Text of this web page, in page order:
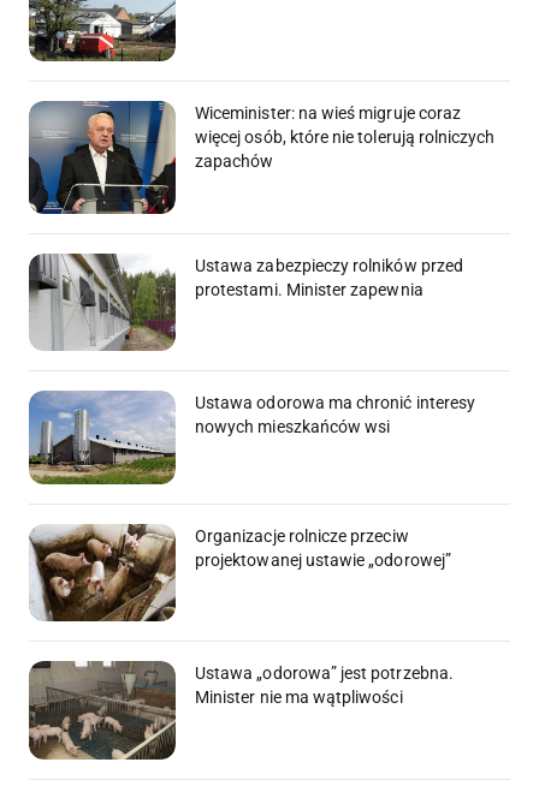
Wiceminister: na wieś migruje coraz
więcej osób, które nie tolerują rolniczych
zapachów
Ustawa zabezpieczy rolników przed
protestami. Minister zapewnia
Ustawa odorowa ma chronić interesy
nowych mieszkańców wsi
Organizacje rolnicze przeciw
projektowanej ustawie „odorowej”
Ustawa „odorowa” jest potrzebna.
Minister nie ma wątpliwości